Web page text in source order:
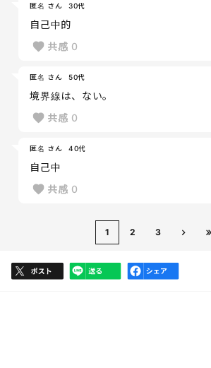
匿名 さん 30代
自己中的
共感 0
匿名 さん 50代
境界線は、ない。
共感 0
匿名 さん 40代
自己中
共感 0
1 2 3